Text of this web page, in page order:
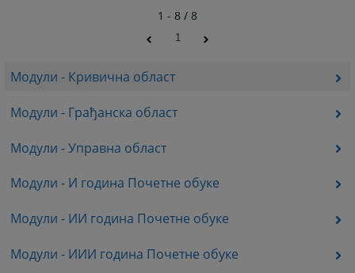
Модули - Кривична област
Модули - Грађанска област
Модули - Управна област
Модули - И година Почетне обуке
Модули - ИИ година Почетне обуке
Модули - ИИИ година Почетне обуке
1 - 8 / 8
1